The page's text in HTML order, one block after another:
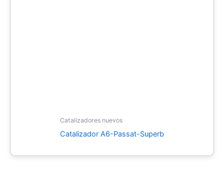
Catalizadores nuevos
Catalizador A6-Passat-Superb